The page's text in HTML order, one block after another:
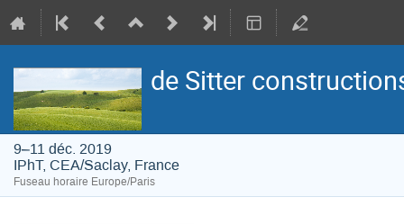
de Sitter
9–11 déc. 2019
IPhT, CEA/Saclay, France
Fuseau horaire Europe/Paris